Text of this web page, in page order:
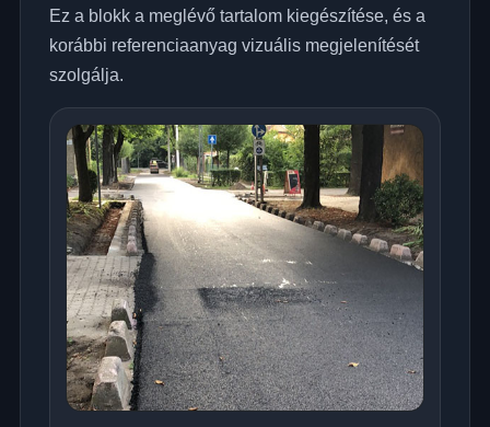
Ez a blokk a meglévő tartalom kiegészítése, és a
korábbi referenciaanyag vizuális megjelenítését
szolgálja.